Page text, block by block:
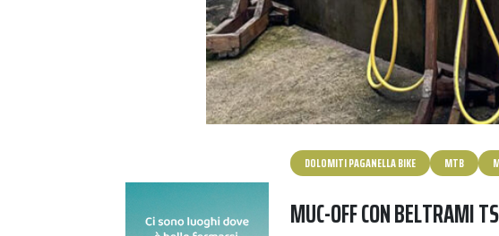
DOLOMITI PAGANELLA BIKE MTB
MUC-OFF CON BELTRAMI